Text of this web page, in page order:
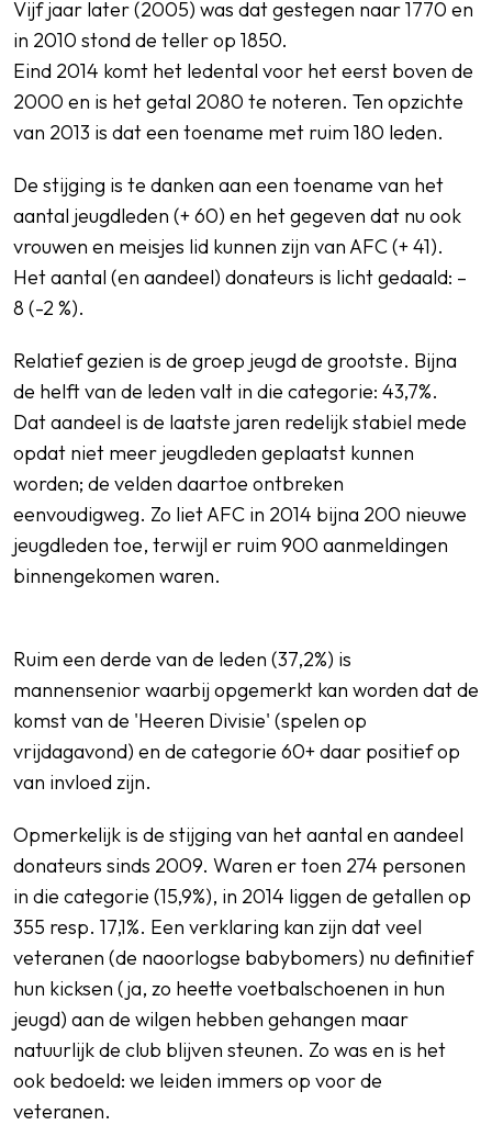
Vijf jaar later (2005) was dat gestegen naar 1770 en
in 2010 stond de teller op 1850.
Eind 2014 komt het ledental voor het eerst boven de
2000 en is het getal 2080 te noteren. Ten opzichte
van 2013 is dat een toename met ruim 180 leden.
De stijging is te danken aan een toename van het
aantal jeugdleden (+ 60) en het gegeven dat nu ook
vrouwen en meisjes lid kunnen zijn van AFC (+ 41).
Het aantal (en aandeel) donateurs is licht gedaald: –
8 (-2 %).
Relatief gezien is de groep jeugd de grootste. Bijna
de helft van de leden valt in die categorie: 43,7%.
Dat aandeel is de laatste jaren redelijk stabiel mede
opdat niet meer jeugdleden geplaatst kunnen
worden; de velden daartoe ontbreken
eenvoudigweg. Zo liet AFC in 2014 bijna 200 nieuwe
jeugdleden toe, terwijl er ruim 900 aanmeldingen
binnengekomen waren.
Ruim een derde van de leden (37,2%) is
mannensenior waarbij opgemerkt kan worden dat de
komst van de 'Heeren Divisie' (spelen op
vrijdagavond) en de categorie 60+ daar positief op
van invloed zijn.
Opmerkelijk is de stijging van het aantal en aandeel
donateurs sinds 2009. Waren er toen 274 personen
in die categorie (15,9%), in 2014 liggen de getallen op
355 resp. 17,1%. Een verklaring kan zijn dat veel
veteranen (de naoorlogse babybomers) nu definitief
hun kicksen (ja, zo heette voetbalschoenen in hun
jeugd) aan de wilgen hebben gehangen maar
natuurlijk de club blijven steunen. Zo was en is het
ook bedoeld: we leiden immers op voor de
veteranen.